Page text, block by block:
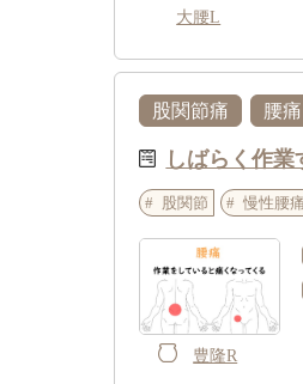
大腰L
股関節痛 腰痛
しばらく作
股関節 慢性腰痛
豊隆R